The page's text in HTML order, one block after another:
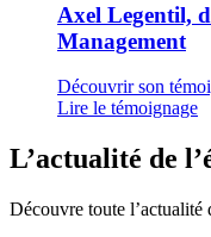
Axel Legentil,
Management
Découvrir son
Lire le témoignage
L’actualité de
Découvre toute l’actualité